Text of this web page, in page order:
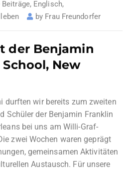
Beiträge, Englisch,
by Frau Freundorfer
der Benjamin
New
durften wir bereits zum zweiten
Schüler der Benjamin Franklin
bei uns am Willi-Graf-
zwei Wochen waren geprägt
gemeinsamen Aktivitäten
Austausch. Für unsere